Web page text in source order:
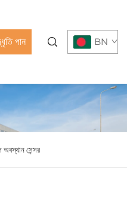
পান BN
অবস্থান সেন্সর